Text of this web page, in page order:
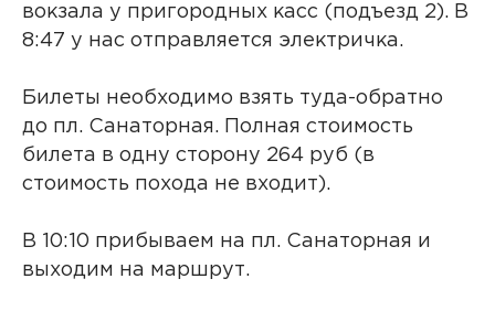
вокзала у пригородных касс (подъезд 2). В
8:47 у нас отправляется электричка.
Билеты необходимо взять туда-обратно
до пл. Санаторная. Полная стоимость
билета в одну сторону 264 руб (в
стоимость похода не входит).
В 10:10 прибываем на пл. Санаторная и
выходим на маршрут.